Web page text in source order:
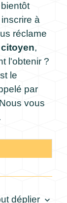
à
réclame
,
l'obtenir ?
le
par
vous
déplier keyboard_arrow_down